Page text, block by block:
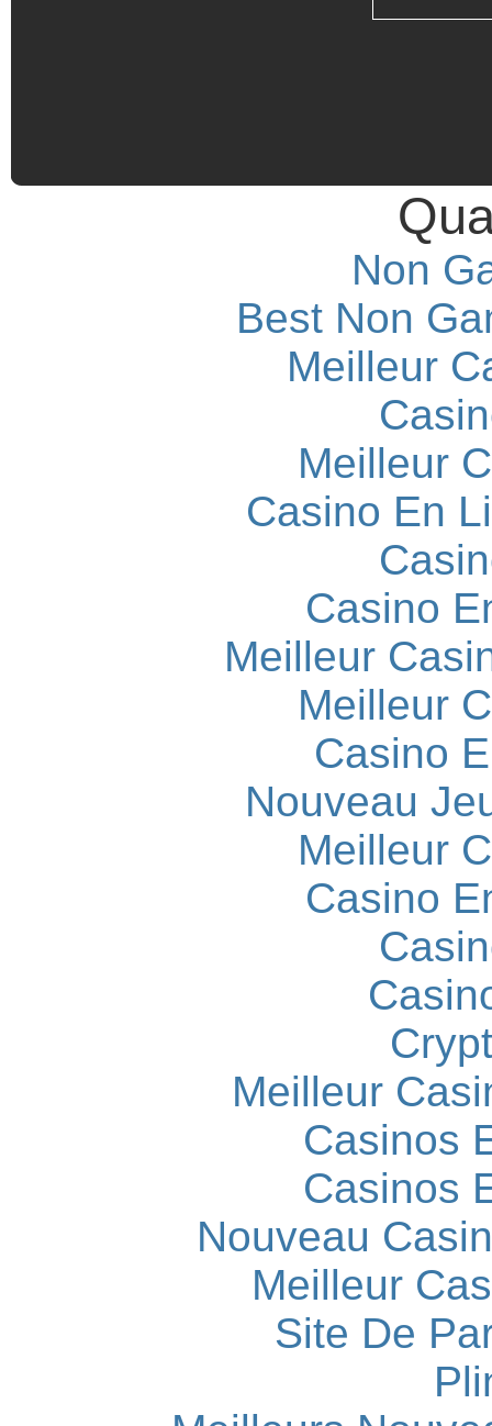
Non
Best Non
Meilleur
Meilleur
Casino En
Casino
Meilleur
Meilleur
Casino
Nouveau
Meilleur
Casino
Meilleur
Casinos
Casinos
Nouveau
Meilleur
Site De